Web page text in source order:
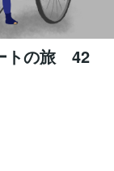
トの旅 42